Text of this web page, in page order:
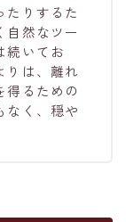
たりするた
自然なツー
続いてお
りは、離れ
得るための
なく、穏や